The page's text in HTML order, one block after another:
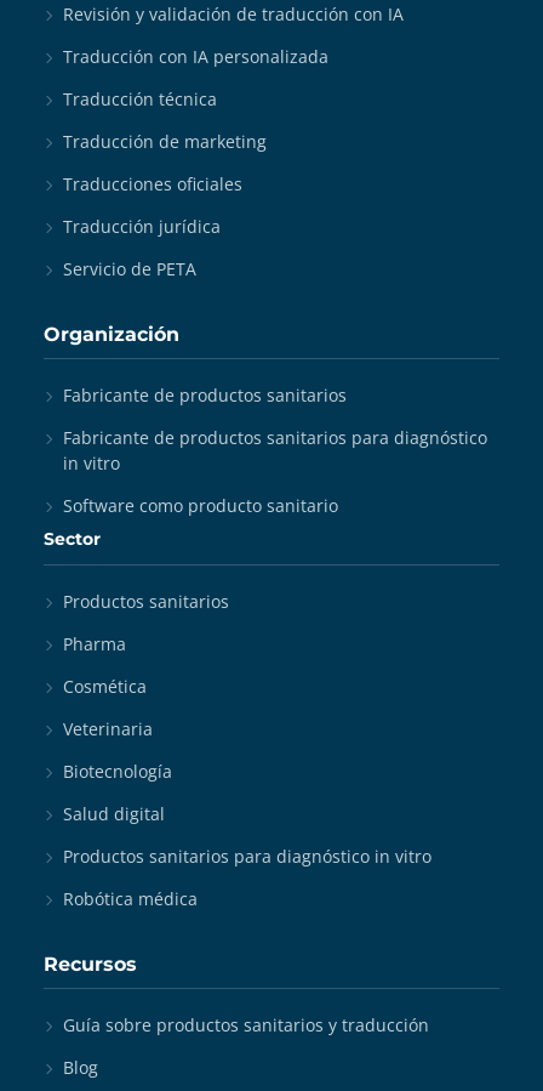
Revisión y validación de traducción con IA
Traducción con IA personalizada
Traducción técnica
Traducción de marketing
Traducciones oficiales
Traducción jurídica
Servicio de PETA
Organización
Fabricante de productos sanitarios
Fabricante de productos sanitarios para diagnóstico
in vitro
Software como producto sanitario
Sector
Productos sanitarios
Pharma
Cosmética
Veterinaria
Biotecnología
Salud digital
Productos sanitarios para diagnóstico in vitro
Robótica médica
Recursos
Guía sobre productos sanitarios y traducción
Blog